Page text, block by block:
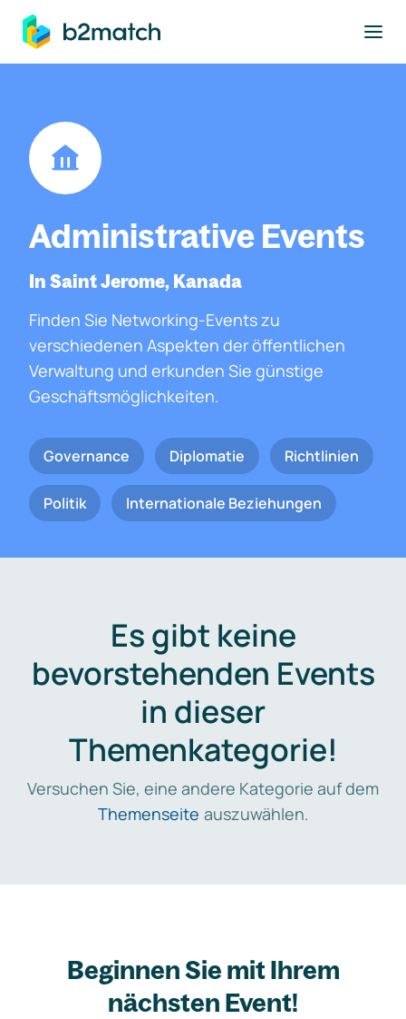
springen
Administrative Events
In Saint Jerome, Kanada
Finden Sie Networking-Events zu
verschiedenen Aspekten der öffentlichen
Verwaltung und erkunden Sie günstige
Geschäftsmöglichkeiten.
Governance Diplomatie Richtlinien
Politik Internationale Beziehungen
Es gibt keine
bevorstehenden Events
in dieser
Themenkategorie!
Versuchen Sie, eine andere Kategorie auf dem
Themenseite auszuwählen.
Beginnen Sie mit Ihrem
nächsten Event!